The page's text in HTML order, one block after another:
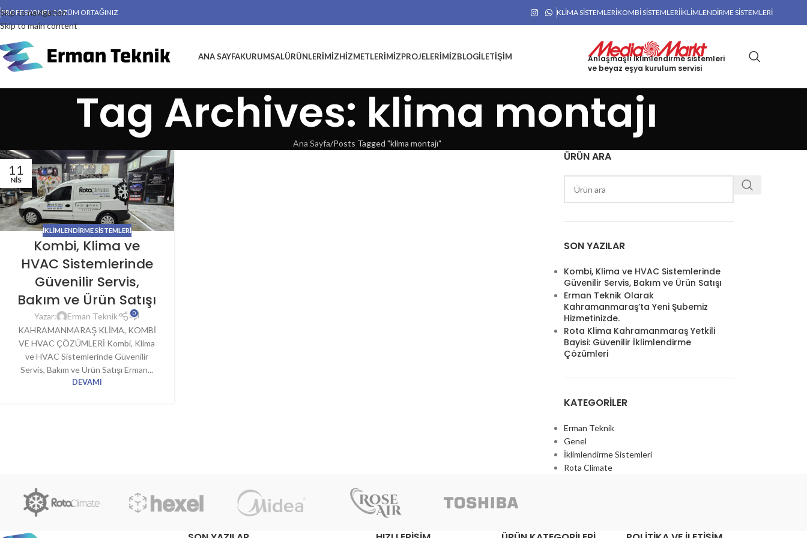
Skip to navigation
Skip to main content
PROFESYONEL ÇÖZÜM ORTAĞINIZ KLIMA SISTEMLERIKOMBI SISTEMLERIİKLIMLENDIRME SISTEMLERI
ANA SAYFAKURUMSALÜRÜNLERIMIZHIZMETLERIMIZPROJELERIMIZBLOGİLETIŞIM
Anlaşmaşlı İklimlendirme sistemleri
ve beyaz eşya kurulum servisi
Tag Archives: klima montajı
Ana Sayfa Posts Tagged "klima montajı"
11
NIS
İKLIMLENDIRME SISTEMLERI
Kombi, Klima ve
HVAC Sistemlerinde
Güvenilir Servis,
Bakım ve Ürün Satışı
Yazar: Erman Teknik 0
KAHRAMANMARAŞ KLİMA, KOMBİ
VE HVAC ÇÖZÜMLERİ Kombi, Klima
ve HVAC Sistemlerinde Güvenilir
Servis, Bakım ve Ürün Satışı Erman...
DEVAMI
ÜRÜN ARA
SON YAZILAR
Kombi, Klima ve HVAC Sistemlerinde
Güvenilir Servis, Bakım ve Ürün Satışı
Erman Teknik Olarak
Kahramanmaraş’ta Yeni Şubemiz
Hizmetinizde.
Rota Klima Kahramanmaraş Yetkili
Bayisi: Güvenilir İklimlendirme
Çözümleri
KATEGORILER
Erman Teknik
Genel
İklimlendirme Sistemleri
Rota Climate